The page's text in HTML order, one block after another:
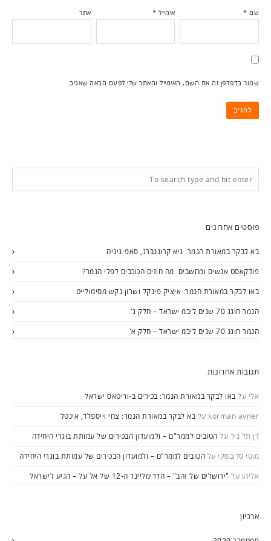
שם * אימייל * אתר
שמור בדפדפן זה את השם, האימייל והאתר שלי לפעם הבאה שאגיב.
פוסטים אחרונים
בא לבקר במאורת הנמר: גיא קרוננברג, סאפ-גיגיה
פודקאסט אנשים ומחשבים: מה חוזים הכוכבים לפלי הנמר?
באו לבקר במאורת הנמר: איציק פינקל ושרון נקש מסימולייט
הנמר חוגג 70 שנים ליבמ ישראל – חלק ג'
הנמר חוגג 70 שנים ליבמ ישראל – חלק א'
תגובות אחרונות
אלי עלבאו לבקר במאורת הנמר: בכירים ב-וריטאס ישראל
korman avner עלבא לבקר במאורת הנמר: צחי וייספלד, אינטל
דן תל ניר על הטובים לממר"ם – ולמועדון הבכירים של עמותת בוגרי היחידה
מוטי סדובסקי על הטובים לממר"ם – ולמועדון הבכירים של עמותת בוגרי היחידה
אליהו על "ירושלים של זהב" – הדרימליינר ה-12 של אל על – הגיע לישראל
ארכיון